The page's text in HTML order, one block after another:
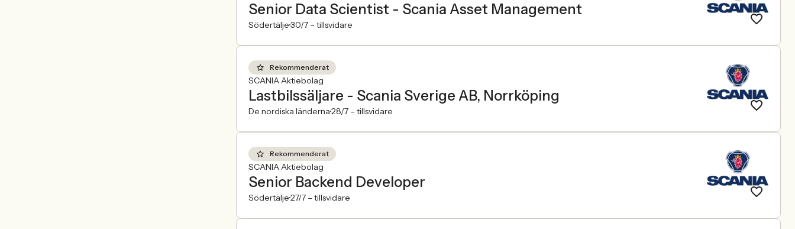
Senior Data Scientist - Scania Asset Management
Södertälje30/7 – tillsvidare
Rekommenderat
SCANIA Aktiebolag
Lastbilssäljare - Scania Sverige AB, Norrköping
De nordiska länderna28/7 – tillsvidare
Rekommenderat
SCANIA Aktiebolag
Senior Backend Developer
Södertälje27/7 – tillsvidare